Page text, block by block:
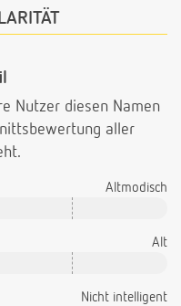
Nutzer diesen Namen
aller
Altmodisch
Alt
Nicht intelligent